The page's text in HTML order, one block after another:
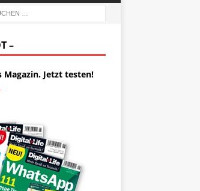
–
Magazin. Jetzt testen!